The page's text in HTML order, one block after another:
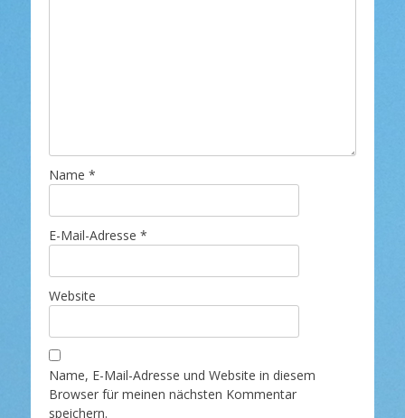
Name *
E-Mail-Adresse *
Website
Name, E-Mail-Adresse und Website in diesem
Browser für meinen nächsten Kommentar
speichern.